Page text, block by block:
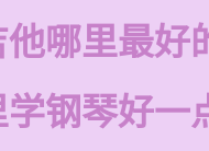
哪里最好
钢琴好一